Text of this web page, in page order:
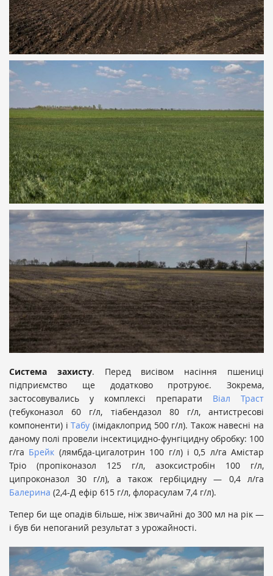
Система захисту. Перед висівом насіння пшениці
підприємство ще додатково протруює. Зокрема,
застосовувались у комплексі препарати Віал Траст
(тебуконазол 60 г/л, тіабендазол 80 г/л, антистресові
компоненти) іТабу (імідаклоприд 500 г/л). Також навесні на
даному полі провели інсектицидно-фунгіцидну обробку: 100
г/га Брейк (лямбда-цигалотрин 100 г/л) і 0,5 л/га Амістар
Тріо (пропіконазол 125 г/л, азоксистробін 100 г/л,
ципроконазол 30 г/л), а також гербіцидну — 0,4 л/га
Балерина (2,4-Д ефір 615 г/л, флорасулам 7,4 г/л).
Тепер би ще опадів більше, ніж звичайні до 300 мл на рік —
і був би непоганий результат з урожайності.